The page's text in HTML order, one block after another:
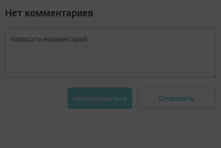
Нет комментариев
Авторизоваться Отправить